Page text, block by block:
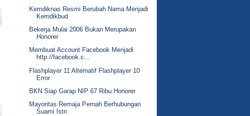
Kemdiknas Resmi Berubah Nama Menjadi
Kemdikbud
Bekerja Mulai 2006 Bukan Merupakan
Honorer
Membuat Account Facebook Menjadi
http://facebook.c...
Flashplayer 11 Alternatif Flashplayer 10
Error
BKN Siap Garap NIP 67 Ribu Honorer
Mayoritas Remaja Pernah Berhubungan
Suami Istri